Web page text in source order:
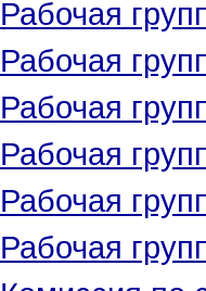
Рабочая
Рабочая
Рабочая
Рабочая
Рабочая
Рабочая